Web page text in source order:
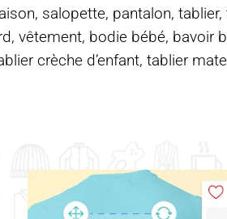
salopette, pantalon,
vêtement, bodie bébé, bavoir
crèche d’enfant, tablier